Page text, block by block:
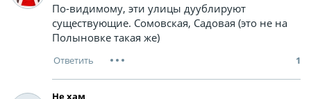
По-видимому, эти улицы дуублируют
существующие. Сомовская, Садовая (это не на
Полыновке такая же)
1
Не хам